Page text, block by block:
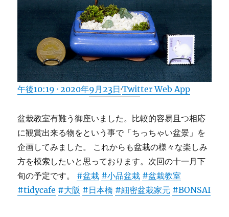
午後10:19 · 2020年9月23日·Twitter Web App
盆栽教室有難う御座いました。比較的容易且つ相応
に観賞出来る物をという事で「ちっちゃい盆景」を
企画してみました。 これからも盆栽の様々な楽しみ
方を模索したいと思っております。次回の十一月下
旬の予定です。 #盆栽 #小品盆栽 #盆栽教室
#tidycafe #大阪 #日本橋 #細密盆栽家元 #BONSAI